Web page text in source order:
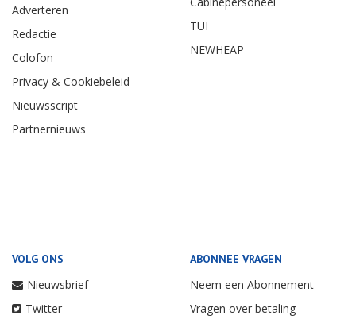
Adverteren
Redactie
Colofon
Privacy & Cookiebeleid
Nieuwsscript
Partnernieuws
TUI
NEWHEAP
VOLG ONS
Nieuwsbrief
Twitter
ABONNEE VRAGEN
Neem een Abonnement
Vragen over betaling